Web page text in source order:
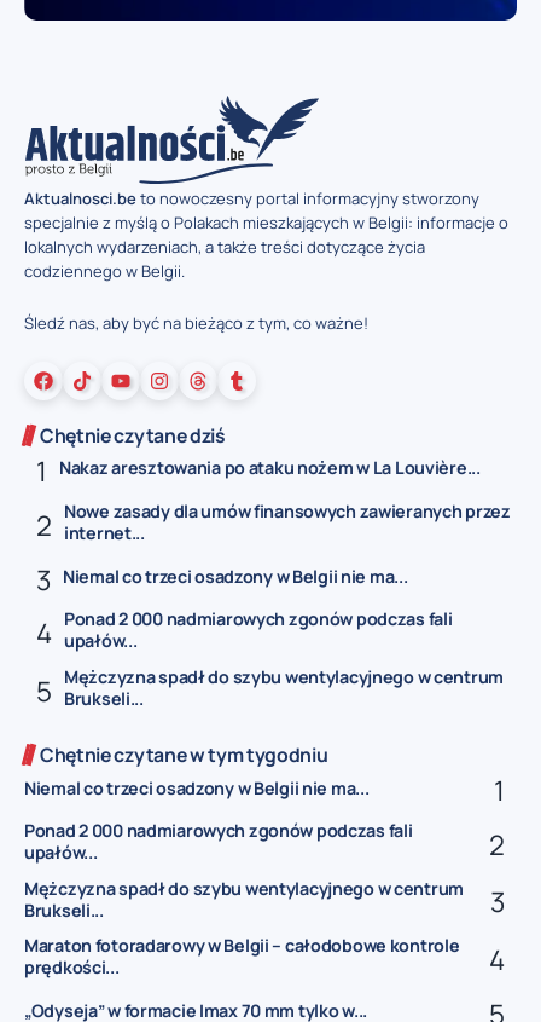
Aktualnosci.beto nowoczesny portal informacyjny stworzony
specjalnie z myślą o Polakach mieszkających w Belgii: informacje o
lokalnych wydarzeniach, a także treści dotyczące życia
codziennego w Belgii.
Śledź nas, aby być na bieżąco z tym, co ważne!
Chętnie czytane dziś
Nakaz aresztowania po ataku nożem w La Louvière...
Nowe zasady dla umów finansowych zawieranych przez
internet...
Niemal co trzeci osadzony w Belgii nie ma...
Ponad 2 000 nadmiarowych zgonów podczas fali
upałów...
Mężczyzna spadł do szybu wentylacyjnego w centrum
Brukseli...
Chętnie czytane w tym tygodniu
Niemal co trzeci osadzony w Belgii nie ma...
Ponad 2 000 nadmiarowych zgonów podczas fali
upałów...
Mężczyzna spadł do szybu wentylacyjnego w centrum
Brukseli...
Maraton fotoradarowy w Belgii – całodobowe kontrole
prędkości...
„Odyseja” w formacie Imax 70 mm tylko w...